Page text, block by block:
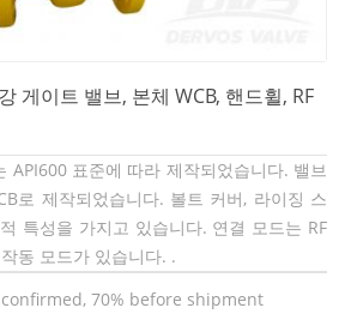
게이트 밸브, 본체 WCB, 핸드휠, RF
API600 표준에 따라 제작되었습니다. 밸브
로 제작되었습니다. 볼트 커버, 라이징 스
특성을 가지고 있습니다. 연결 모드는 RF
동 모드가 있습니다. .
70% before shipment